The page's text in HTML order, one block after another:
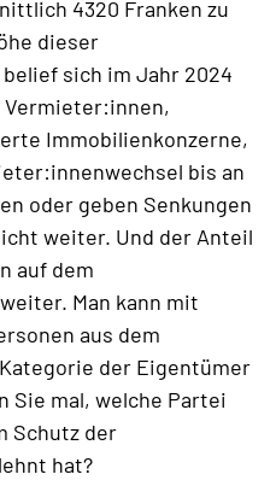
4320 Franken zu
dieser
sich im Jahr 2024
Vermieter:innen,
Immobilienkonzerne,
bis an
oder geben Senkungen
weiter. Und der Anteil
auf dem
Man kann mit
aus dem
der Eigentümer
Sie mal, welche Partei
Schutz der
hat?